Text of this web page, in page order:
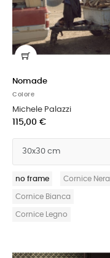
Nomade
Colore
Michele Palazzi
115,00 €
no frame Cornice Nera
Cornice Bianca
Cornice Legno